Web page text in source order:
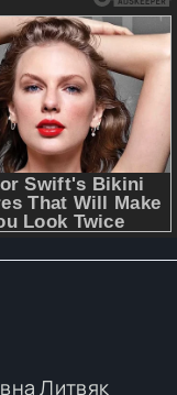
Литвяк